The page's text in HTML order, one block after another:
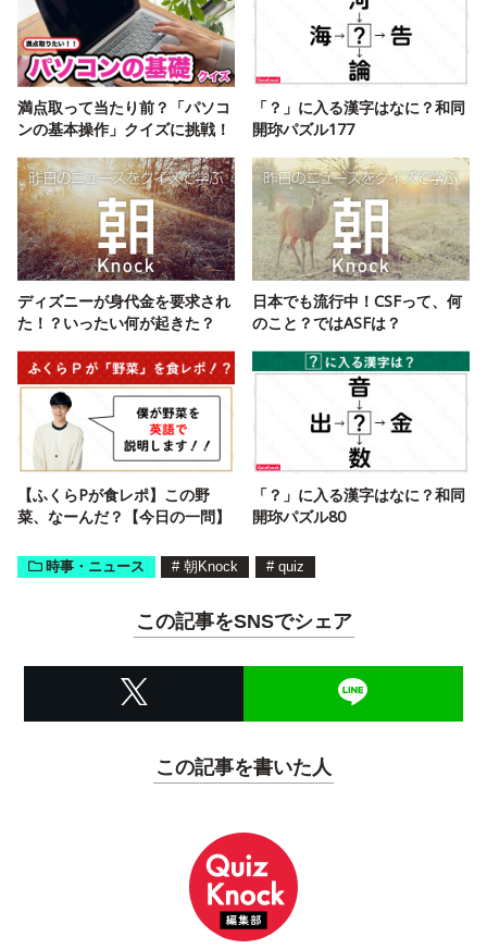
満点取って当たり前？「パソコ
ンの基本操作」クイズに挑戦！
「？」に入る漢字はなに？和同
開珎パズル177
ディズニーが身代金を要求され
た！？いったい何が起きた？
日本でも流行中！CSFって、何
のこと？ではASFは？
【ふくらPが食レポ】この野
菜、なーんだ？【今日の一問】
「？」に入る漢字はなに？和同
開珎パズル80
時事・ニュース # 朝Knock # quiz
この記事をSNSでシェア
この記事を書いた人